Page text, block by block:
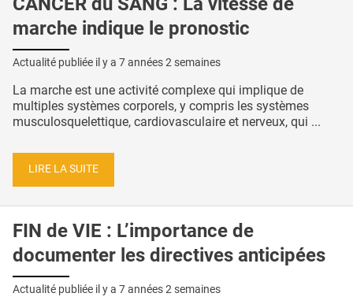
marche indique le pronostic
Actualité publiée il y a 7 années 2 semaines
La marche est une activité complexe qui implique de
multiples systèmes corporels, y compris les systèmes
musculosquelettique, cardiovasculaire et nerveux, qui ...
LIRE LA SUITE
FIN de VIE : L’importance de
documenter les directives anticipées
Actualité publiée il y a 7 années 2 semaines